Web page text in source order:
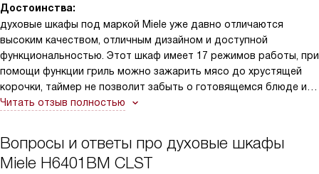
Достоинства:
духовые шкафы под маркой Miele уже давно отличаются
высоким качеством, отличным дизайном и доступной
функциональностью. Этот шкаф имеет 17 режимов работы, при
помощи функции гриль можно зажарить мясо до хрустящей
корочки, таймер не позволит забыть о готовящемся блюде и
не даст сгореть ему, так как в установленный срок издаст звук
Читать отзыв полностью
Вопросы и ответы про духовые шкафы
Miele H6401BM CLST